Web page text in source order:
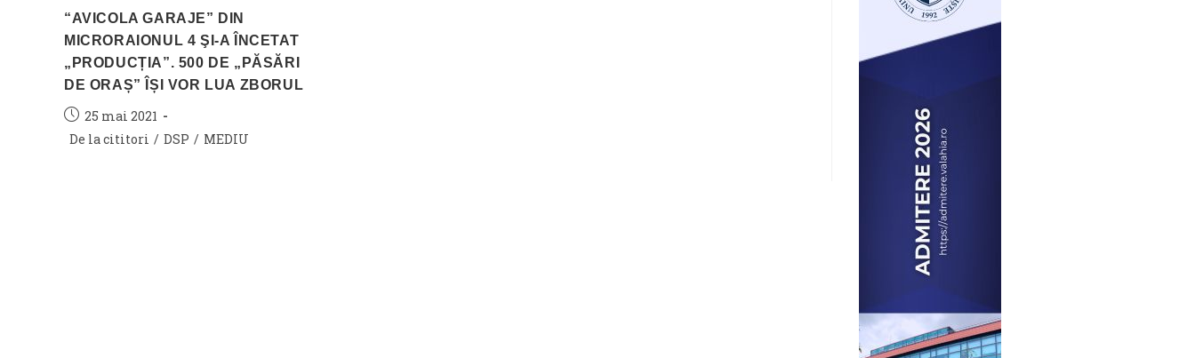
“AVICOLA GARAJE” DIN
MICRORAIONUL 4 ŞI-A ÎNCETAT
„PRODUCȚIA”. 500 DE „PĂSĂRI
DE ORAȘ” ÎȘI VOR LUA ZBORUL
Post
published:
25 mai 2021
Post
De la cititori / DSP / MEDIU